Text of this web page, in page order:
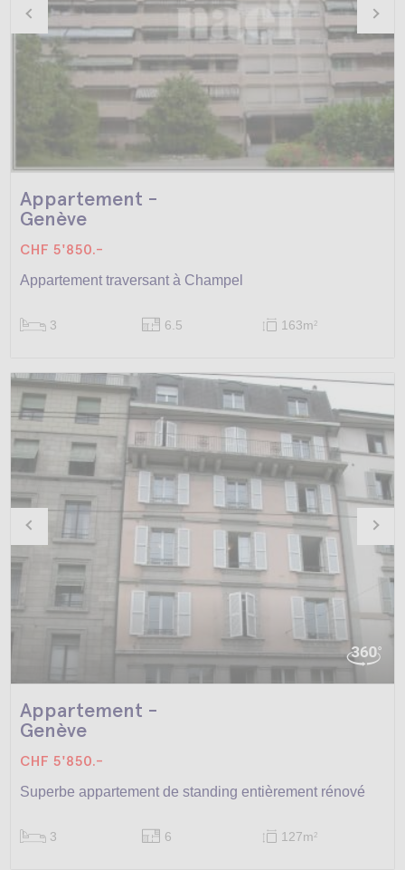
Appartement -
Genève
CHF 5'850.-
Appartement traversant à Champel
3 6.5 163m2
Appartement -
Genève
CHF 5'850.-
Superbe appartement de standing entièrement rénové
3 6 127m2